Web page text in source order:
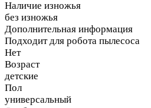
Наличие изножья
без изножья
Дополнительная информация
Подходит для робота пылесоса
Нет
Возраст
детские
Пол
универсальный